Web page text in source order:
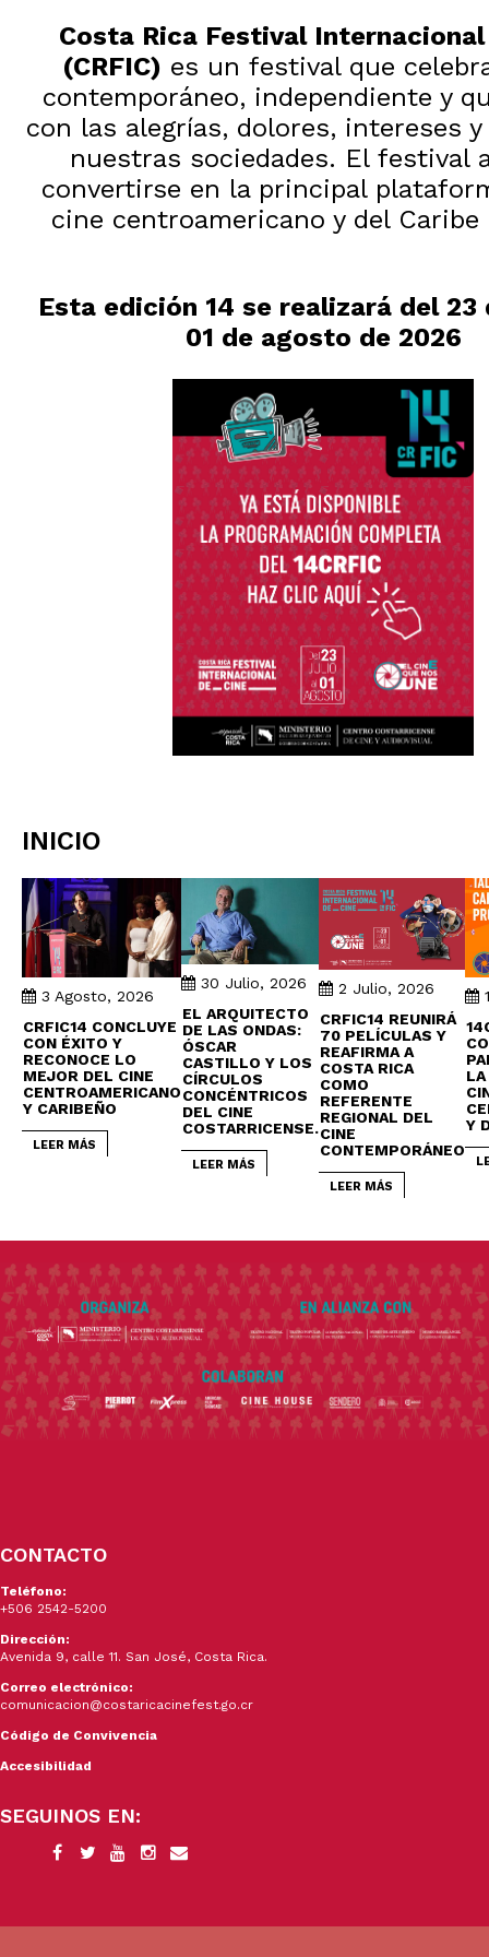
Costa Rica Festival Internacional
(CRFIC) es un festival que
contemporáneo, independiente y
con las alegrías, dolores, intereses y
nuestras sociedades. El festival
convertirse en la principal
cine centroamericano y del Caribe
Esta edición 14 se realizará del 23
01 de agosto de 2026
INICIO
3 Agosto, 2026
CRFIC14 CONCLUYE
CON ÉXITO Y
RECONOCE LO
MEJOR DEL CINE
CENTROAMERICANO
Y CARIBEÑO
LEER MÁS
30 Julio, 2026
EL ARQUITECTO
DE LAS ONDAS:
ÓSCAR
CASTILLO Y LOS
CÍRCULOS
CONCÉNTRICOS
DEL CINE
COSTARRICENSE.
LEER MÁS
2 Julio, 2026
CRFIC14 REUNIRÁ
70 PELÍCULAS Y
REAFIRMA A
COSTA RICA
COMO
REFERENTE
REGIONAL DEL
CINE
CONTEMPORÁNEO
LEER MÁS
Y
CONTACTO
Teléfono:
+506 2542-5200
Dirección:
Avenida 9, calle 11. San José, Costa Rica.
Correo electrónico:
comunicacion@costaricacinefest.go.cr
Código de Convivencia
Accesibilidad
SEGUINOS EN: